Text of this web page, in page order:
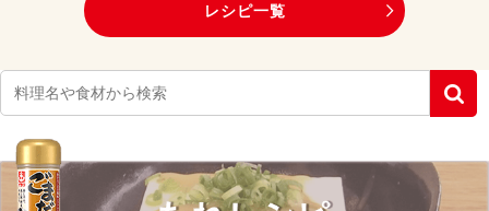
レシピ一覧